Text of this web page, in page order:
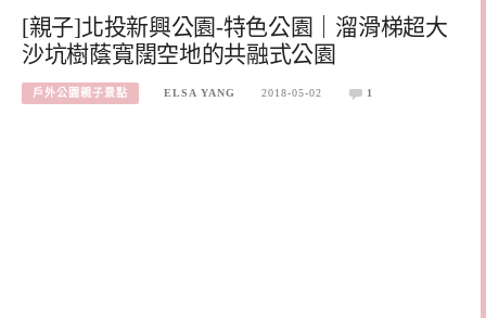
[親子]北投新興公園-特色公園｜溜滑梯超大
沙坑樹蔭寬闊空地的共融式公園
戶外公園親子景點 ELSA YANG 2018-05-02 1